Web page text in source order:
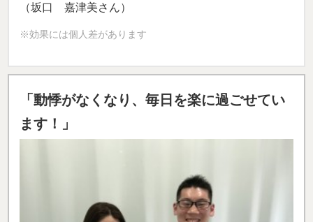
（坂口 嘉津美さん）
※効果には個人差があります
「動悸がなくなり、毎日を楽に過ごせてい
ます！」